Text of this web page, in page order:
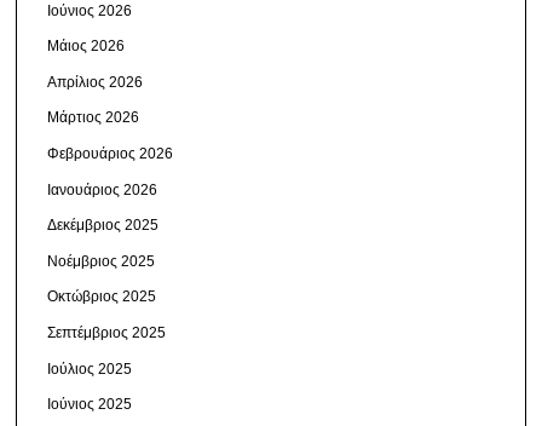
Ιούνιος 2026
Μάιος 2026
Απρίλιος 2026
Μάρτιος 2026
Φεβρουάριος 2026
Ιανουάριος 2026
Δεκέμβριος 2025
Νοέμβριος 2025
Οκτώβριος 2025
Σεπτέμβριος 2025
Ιούλιος 2025
Ιούνιος 2025